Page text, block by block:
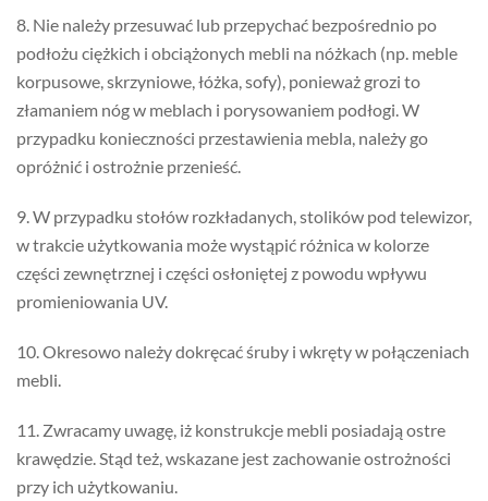
8. Nie należy przesuwać lub przepychać bezpośrednio po
podłożu ciężkich i obciążonych mebli na nóżkach (np. meble
korpusowe, skrzyniowe, łóżka, sofy), ponieważ grozi to
złamaniem nóg w meblach i porysowaniem podłogi. W
przypadku konieczności przestawienia mebla, należy go
opróżnić i ostrożnie przenieść.
9. W przypadku stołów rozkładanych, stolików pod telewizor,
w trakcie użytkowania może wystąpić różnica w kolorze
części zewnętrznej i części osłoniętej z powodu wpływu
promieniowania UV.
10. Okresowo należy dokręcać śruby i wkręty w połączeniach
mebli.
11. Zwracamy uwagę, iż konstrukcje mebli posiadają ostre
krawędzie. Stąd też, wskazane jest zachowanie ostrożności
przy ich użytkowaniu.